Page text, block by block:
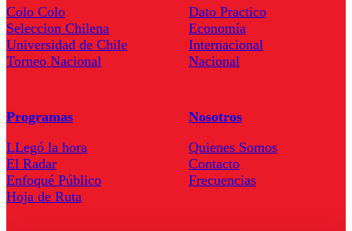
Colo Colo
Seleccion Chilena
Universidad de Chile
Torneo Nacional
Dato Practico
Economía
Internacional
Nacional
Programas
LLegó la hora
El Radar
Enfoqué Público
Hoja de Ruta
Nosotros
Quienes Somos
Contacto
Frecuencias